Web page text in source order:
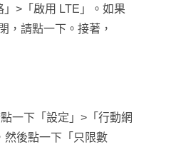
」>「啟用 LTE」。如果
，請點一下。接著，
一下「設定」>「行動網
然後點一下「只限數